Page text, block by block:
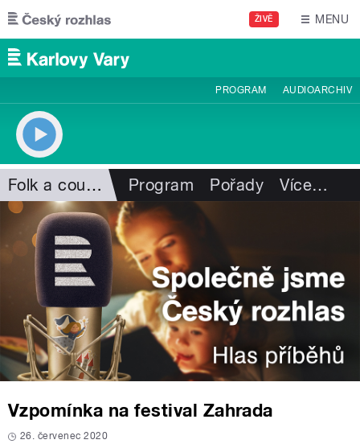
Přejít k hlavnímu obsahu
ŽIVĚ MENU
PROGRAM AUDIOARCHIV
Folk a country Program Pořady Více…
Vzpomínka na festival Zahrada
26. červenec 2020